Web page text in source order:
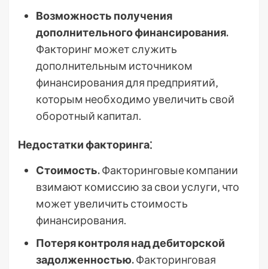
Возможность получения
дополнительного финансирования.
Факторинг может служить
дополнительным источником
финансирования для предприятий‚
которым необходимо увеличить свой
оборотный капитал.
Недостатки факторинга⁚
Стоимость.Факторинговые компании
взимают комиссию за свои услуги‚ что
может увеличить стоимость
финансирования.
Потеря контроля над дебиторской
задолженностью.Факторинговая